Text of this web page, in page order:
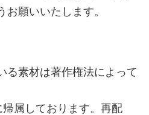
願いいたします。
る素材は著作権法によって
属しております。再配